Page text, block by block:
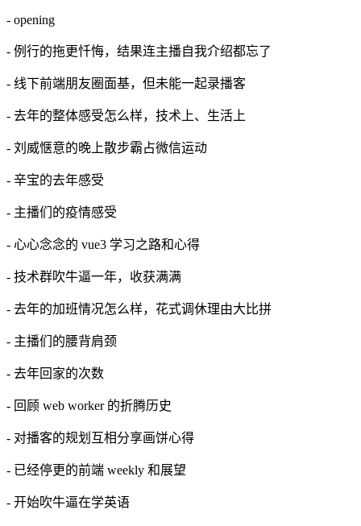
- opening
- 例行的拖更忏悔，结果连主播自我介绍都忘了
- 线下前端朋友圈面基，但未能一起录播客
- 去年的整体感受怎么样，技术上、生活上
- 刘威惬意的晚上散步霸占微信运动
- 辛宝的去年感受
- 主播们的疫情感受
- 心心念念的 vue3 学习之路和心得
- 技术群吹牛逼一年，收获满满
- 去年的加班情况怎么样，花式调休理由大比拼
- 主播们的腰背肩颈
- 去年回家的次数
- 回顾 web worker 的折腾历史
- 对播客的规划互相分享画饼心得
- 已经停更的前端 weekly 和展望
- 开始吹牛逼在学英语